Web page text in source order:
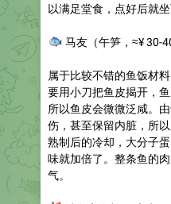
以满足堂食，点好后就坐
马友（午笋，≈¥ 30-
属于比较不错的鱼饭材
要用小刀把鱼皮揭开，
所以鱼皮会微微泛咸。
伤，甚至保留内脏，所
熟制后的冷却，大分子
味就加倍了。整条鱼的
气。